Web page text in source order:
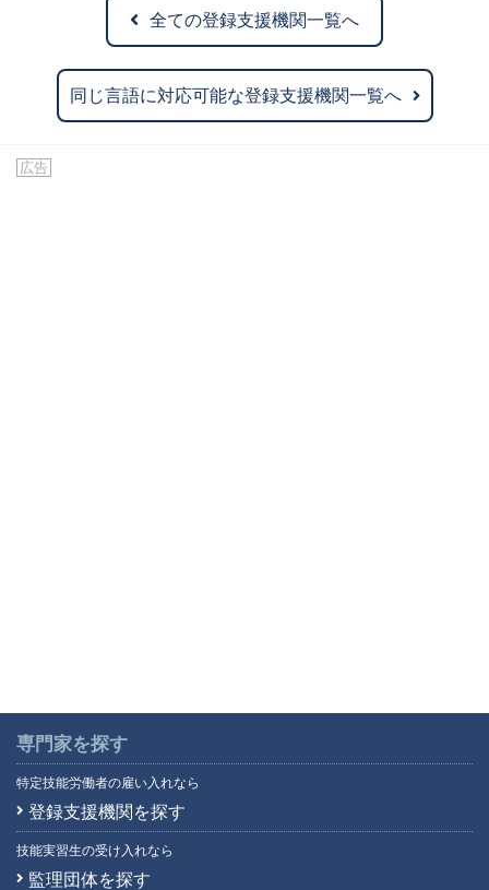
全ての登録支援機関一覧へ
同じ言語に対応可能な登録支援機関一覧へ
広告
専門家を探す
特定技能労働者の雇い入れなら
登録支援機関を探す
技能実習生の受け入れなら
監理団体を探す